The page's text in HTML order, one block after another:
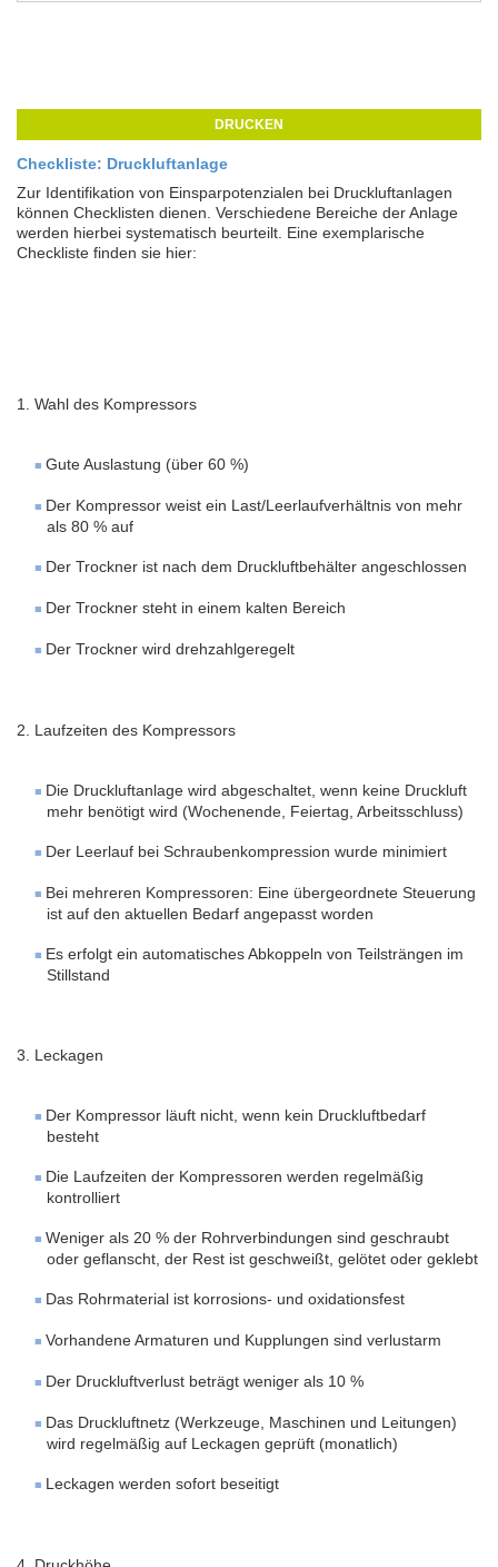
DRUCKEN
Checkliste: Druckluftanlage
Zur Identifikation von Einsparpotenzialen bei Druckluftanlagen
können Checklisten dienen. Verschiedene Bereiche der Anlage
werden hierbei systematisch beurteilt. Eine exemplarische
Checkliste finden sie hier:
1. Wahl des Kompressors
Gute Auslastung (über 60 %)
Der Kompressor weist ein Last/Leerlaufverhältnis von mehr
als 80 % auf
Der Trockner ist nach dem Druckluftbehälter angeschlossen
Der Trockner steht in einem kalten Bereich
Der Trockner wird drehzahlgeregelt
2. Laufzeiten des Kompressors
Die Druckluftanlage wird abgeschaltet, wenn keine Druckluft
mehr benötigt wird (Wochenende, Feiertag, Arbeitsschluss)
Der Leerlauf bei Schraubenkompression wurde minimiert
Bei mehreren Kompressoren: Eine übergeordnete Steuerung
ist auf den aktuellen Bedarf angepasst worden
Es erfolgt ein automatisches Abkoppeln von Teilsträngen im
Stillstand
3. Leckagen
Der Kompressor läuft nicht, wenn kein Druckluftbedarf
besteht
Die Laufzeiten der Kompressoren werden regelmäßig
kontrolliert
Weniger als 20 % der Rohrverbindungen sind geschraubt
oder geflanscht, der Rest ist geschweißt, gelötet oder geklebt
Das Rohrmaterial ist korrosions- und oxidationsfest
Vorhandene Armaturen und Kupplungen sind verlustarm
Der Druckluftverlust beträgt weniger als 10 %
Das Druckluftnetz (Werkzeuge, Maschinen und Leitungen)
wird regelmäßig auf Leckagen geprüft (monatlich)
Leckagen werden sofort beseitigt